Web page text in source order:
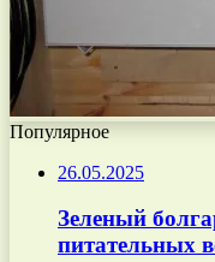
Популярное
26.05.2025
Зеленый
питательных